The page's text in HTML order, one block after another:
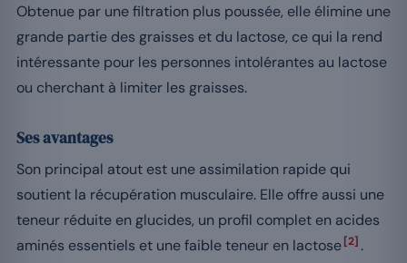
Obtenue par une filtration plus poussée, elle élimine une
grande partie des graisses et du lactose, ce qui la rend
intéressante pour les personnes intolérantes au lactose
ou cherchant à limiter les graisses.
Ses avantages
Son principal atout est une assimilation rapide qui
soutient la récupération musculaire. Elle offre aussi une
teneur réduite en glucides, un profil complet en acides
aminés essentiels et une faible teneur en lactose[2] .